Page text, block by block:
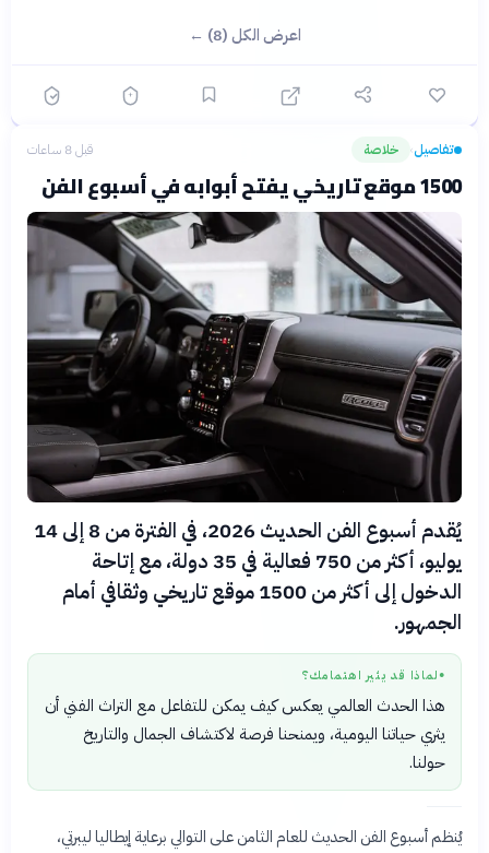
اعرض الكل (8) ←
تفاصيل› خلاصة قبل 8 ساعات
1500 موقع تاريخي يفتح أبوابه في أسبوع الفن
يُقدم أسبوع الفن الحديث 2026، في الفترة من 8 إلى 14
يوليو، أكثر من 750 فعالية في 35 دولة، مع إتاحة
الدخول إلى أكثر من 1500 موقع تاريخي وثقافي أمام
الجمهور.
● لماذا قد يثير اهتمامك؟
هذا الحدث العالمي يعكس كيف يمكن للتفاعل مع التراث الفني أن
يثري حياتنا اليومية، ويمنحنا فرصة لاكتشاف الجمال والتاريخ
حولنا.
يُنظم أسبوع الفن الحديث للعام الثامن على التوالي برعاية إيطاليا ليبرتي،